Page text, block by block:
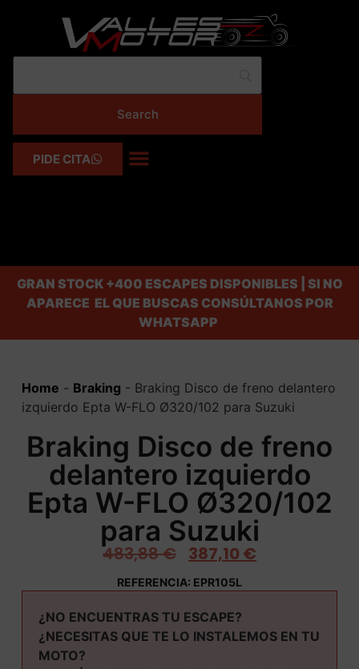
PIDE CITA
GRAN STOCK+400 ESCAPES DISPONIBLES | SI NO
APARECE EL QUE BUSCAS CONSÚLTANOS POR
WHATSAPP
Home - Braking - Braking Disco de freno delantero
izquierdo Epta W-FLO Ø320/102 para Suzuki
Braking Disco de freno
delantero izquierdo
Epta W-FLO Ø320/102
para Suzuki
483,88€ 387,10 €
REFERENCIA: EPR105L
¿NO ENCUENTRAS TU ESCAPE?
¿NECESITAS QUE TE LO INSTALEMOS EN TU
MOTO?